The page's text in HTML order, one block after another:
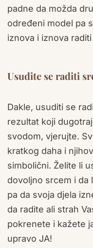
padne da možda
određeni model pa
iznova i iznova
Usudite se raditi
Dakle, usuditi se
rezultat koji
svodom, vjerujte.
kratkog daha i
simbolični. Želite li
dovoljno srcem i da
pa da svoja djela
da radite ali strah
pokrenete i kažete
upravo JA!